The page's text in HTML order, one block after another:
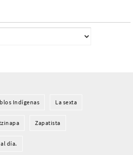
Indí­genas La sexta
Zapatista
día.